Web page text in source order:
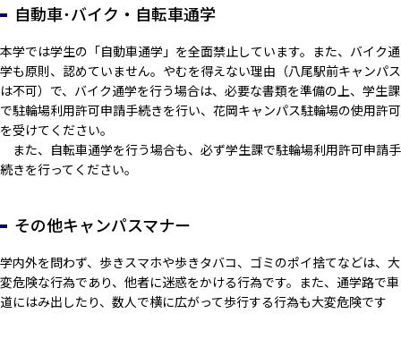
自動車･バイク・自転車通学
本学では学生の「自動車通学」を全面禁止しています。また、バイク通
学も原則、認めていません。やむを得えない理由（八尾駅前キャンパス
は不可）で、バイク通学を行う場合は、必要な書類を準備の上、学生課
で駐輪場利用許可申請手続きを行い、花岡キャンパス駐輪場の使用許可
を受けてください。
また、自転車通学を行う場合も、必ず学生課で駐輪場利用許可申請手
続きを行ってください。
その他キャンパスマナー
学内外を問わず、歩きスマホや歩きタバコ、ゴミのポイ捨てなどは、大
変危険な行為であり、他者に迷惑をかける行為です。また、通学路で車
道にはみ出したり、数人で横に広がって歩行する行為も大変危険です